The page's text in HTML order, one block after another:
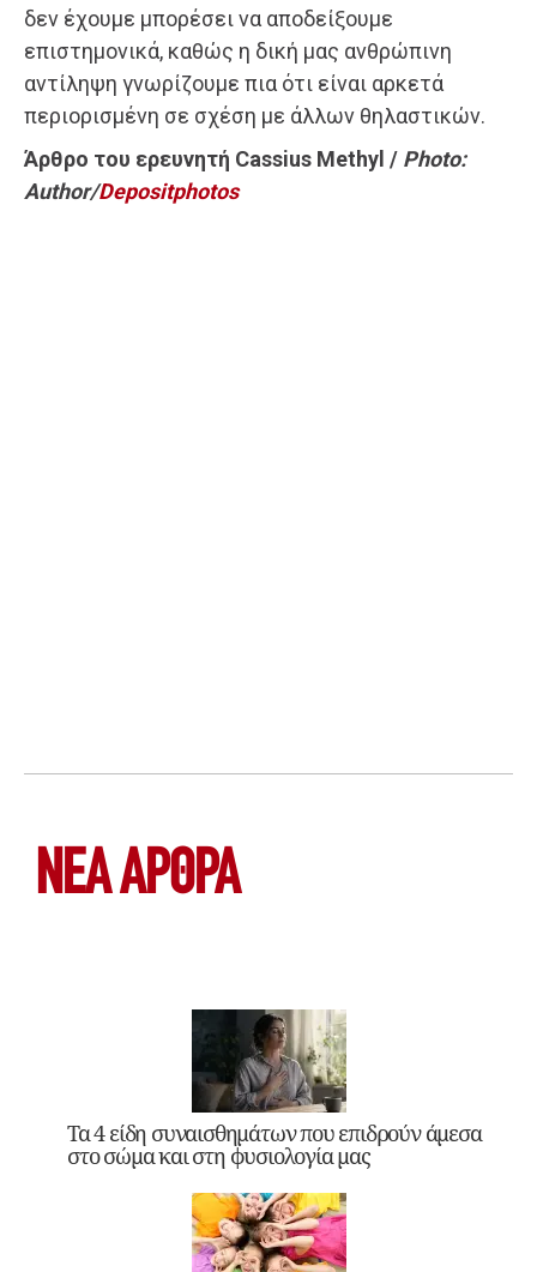
δεν έχουμε μπορέσει να αποδείξουμε
επιστημονικά, καθώς η δική μας ανθρώπινη
αντίληψη γνωρίζουμε πια ότι είναι αρκετά
περιορισμένη σε σχέση με άλλων θηλαστικών.
Άρθρο του ερευνητή Cassius Methyl / Photo:
Author/Depositphotos
ΝΕΑ ΆΡΘΡΑ
Τα 4 είδη συναισθημάτων που επιδρούν άμεσα
στο σώμα και στη φυσιολογία μας